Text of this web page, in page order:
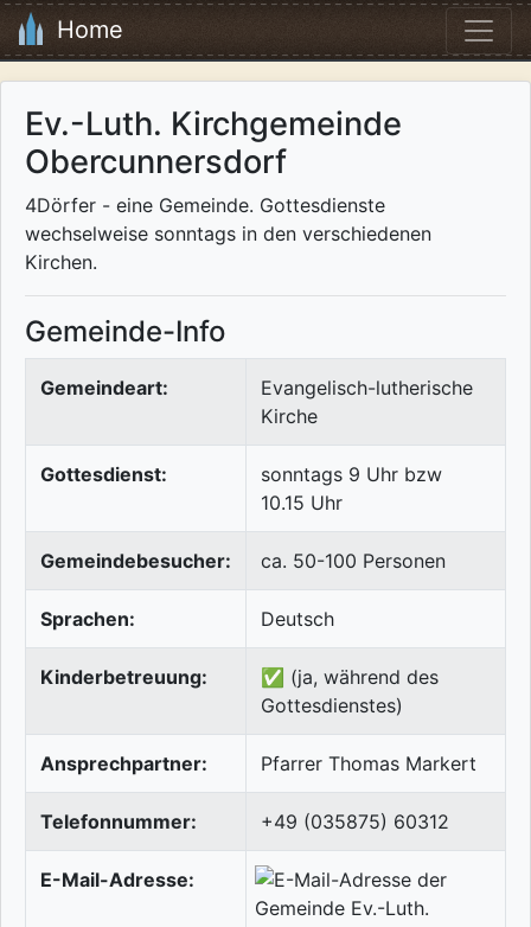
Home
Ev.-Luth. Kirchgemeinde
Obercunnersdorf
4Dörfer - eine Gemeinde. Gottesdienste
wechselweise sonntags in den verschiedenen
Kirchen.
Gemeinde-Info
Gemeindeart:
Evangelisch-lutherische
Kirche
Gottesdienst:
sonntags 9 Uhr bzw
10.15 Uhr
Gemeindebesucher: ca. 50-100 Personen
Sprachen: Deutsch
Kinderbetreuung:
✅ (ja, während des
Gottesdienstes)
Ansprechpartner: Pfarrer Thomas Markert
Telefonnummer: +49 (035875) 60312
E-Mail-Adresse: